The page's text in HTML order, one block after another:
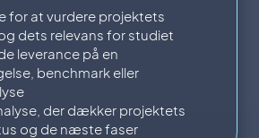
for at vurdere projektets
dets relevans for studiet
leverance på en
benchmark eller
der dækker projektets
og de næste faser